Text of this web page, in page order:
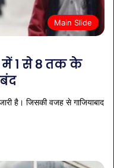
Main Slide
में 1 से 8 तक के
है। जिसकी वजह से गाजियाबाद